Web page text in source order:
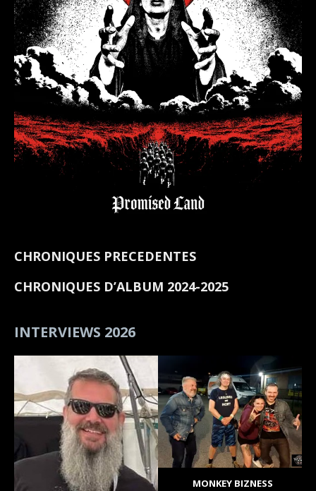
CHRONIQUES PRECEDENTES
CHRONIQUES D’ALBUM 2024-2025
INTERVIEWS 2026
MONKEY BIZNESS